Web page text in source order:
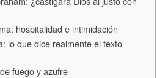
hospitalidad e intimidación
lo que dice realmente el texto
fuego y azufre